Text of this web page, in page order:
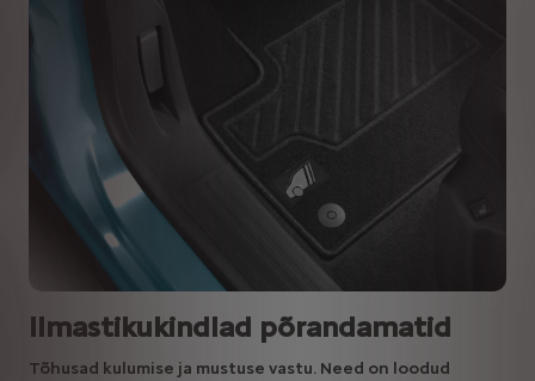
Ilmastikukindlad põrandamatid
Tõhusad kulumise ja mustuse vastu. Need on loodud